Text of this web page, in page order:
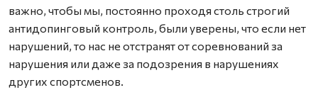
важно, чтобы мы, постоянно проходя столь строгий
антидопинговый контроль, были уверены, что если нет
нарушений, то нас не отстранят от соревнований за
нарушения или даже за подозрения в нарушениях
других спортсменов.